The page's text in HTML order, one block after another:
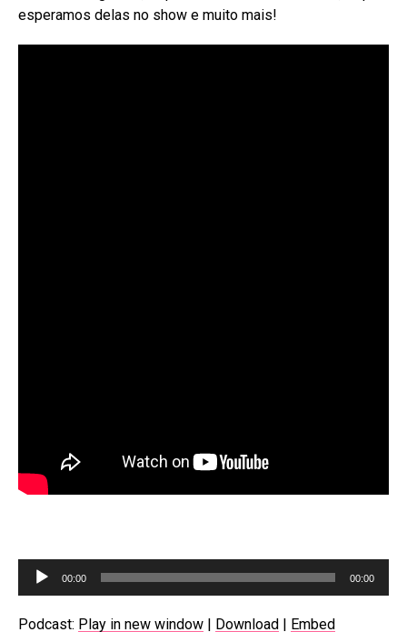
esperamos delas no show e muito mais!
o
c
00:00 00:00
Podcast: Play in new window | Download | Embed